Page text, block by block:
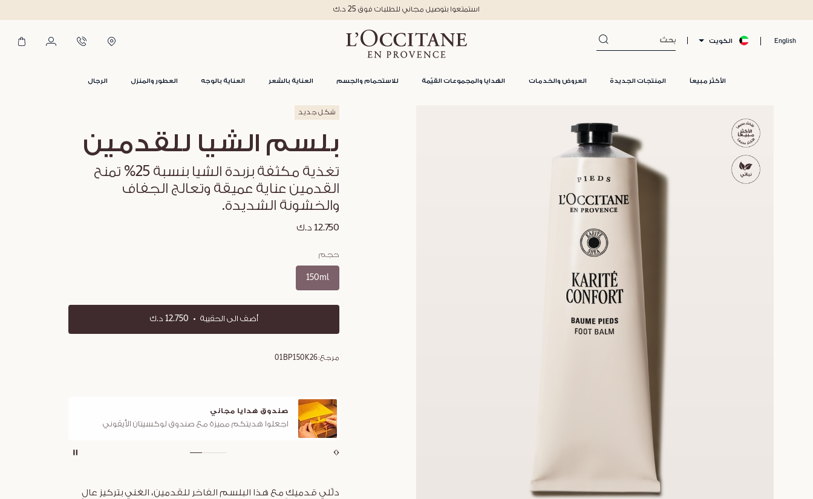
English الكويت
الأكثر مبيعاً المنتجات الجديدة العروض والخدمات الهدايا والمجموعات القيّمة للاستحمام والجسم العناية بالشعر العناية بالوجه العطور والمنزل الرجال
استمتعوا بتوصيل مجاني للطلبات فوق 25 د.ك
شكل جديد
بلسم الشيا للقدمين
تغذية مكثفة بزبدة الشيا بنسبة 25% تمنح
القدمين عناية عميقة وتعالج الجفاف
والخشونة الشديدة.
12.750 د.ك
حجم
150ml
أضف الى الحقيبة 12.750 د.ك
مرجع:01BP150K26
اجعلوا هديتكم مميزة مع صندوق لوكسيتان الأيقوني
توصيل مجاني
لجميع الطلبات فوق 25 د.ك
دلّلي قدميكِ مع هذا البلسم الفاخر للقدمين، الغني بتركيز عالٍ